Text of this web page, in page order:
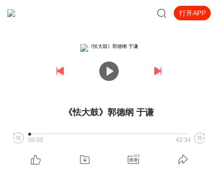
打开APP
《怯大鼓》郭德纲 于谦
00:00 42:34